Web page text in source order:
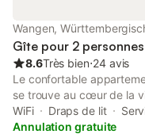
Wangen,
Gîte pour 2 personnes
8.6Très bien⋅24 avis
Le confortable
se trouve au cœur de la
pour vos séjours à deux
dispose d’un lit double
WiFi Draps de lit
Annulation gratuite